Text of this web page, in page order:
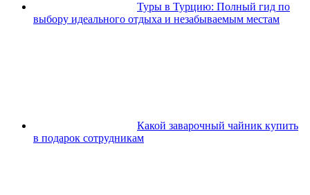
Туры в Турцию: Полный гид по
выбору идеального отдыха и незабываемым местам
Какой заварочный чайник купить
в подарок сотрудникам